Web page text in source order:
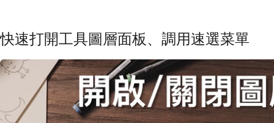
快速打開工具圖層面板、調用速選菜單